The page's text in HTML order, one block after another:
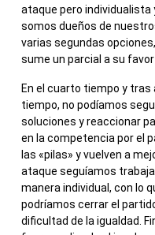
ataque pero individualista
somos dueños de
varias segundas
sume un parcial a su favor
En el cuarto tiempo y
tiempo, no podíamos
soluciones y reaccionar
en la competencia por el
las «pilas» y vuelven a
ataque seguíamos
manera individual, con lo
podríamos cerrar el
dificultad de la igualdad.